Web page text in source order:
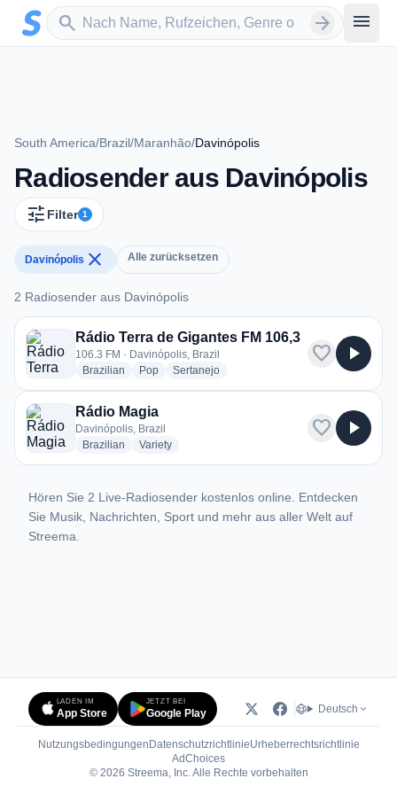
Zum Hauptinhalt springen
search
Sender suchen arrow_forward menu
South America/Brazil/Maranhão/Davinópolis
Radiosender aus Davinópolis
tune Filter 1
Davinópolis close Alle zurücksetzen
2 Radiosender aus Davinópolis
2 Radiosender aus Davinópolis
Rádio Terra de Gigantes FM 106,3
106.3 FM · Davinópolis, Brazil
Brazilian radio stations
Popradio stations
Sertanejoradio stations
favorite play_arrow
Rádio Magia
Davinópolis, Brazil
Brazilian radio stations
Varietyradio stations
favorite play_arrow
Hören Sie 2 Live-Radiosender kostenlos online. Entdecken
Sie Musik, Nachrichten, Sport und mehr aus aller Welt auf
Streema.
LADEN IM
App Store
JETZT BEI
Google Play Deutsch
Nutzungsbedingungen DatenschutzrichtlinieUrheberrechtsrichtlinie
AdChoices(öffnet in neuem Tab)
© 2026 Streema, Inc. Alle Rechte vorbehalten